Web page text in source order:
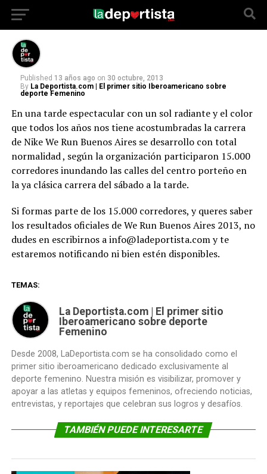
carrera del sábado a la tarde.
Published 13 años ago on 30 octubre, 2013
By La Deportista.com | El primer sitio Iberoamericano sobre
deporte Femenino
En una tarde espectacular con un sol radiante y el color
que todos los años nos tiene acostumbradas la carrera
de Nike We Run Buenos Aires se desarrollo con total
normalidad , según la organización participaron 15.000
corredores inundando las calles del centro porteño en
la ya clásica carrera del sábado a la tarde.
Si formas parte de los 15.000 corredores, y queres saber
los resultados oficiales de We Run Buenos Aires 2013, no
dudes en escribirnos a info@ladeportista.com y te
estaremos notificando ni bien estén disponibles.
TEMAS:
La Deportista.com | El primer sitio
Iberoamericano sobre deporte
Femenino
Desde 2008, LaDeportista.com se ha consolidado como el
primer sitio iberoamericano dedicado exclusivamente al
deporte femenino. Nuestra misión es visibilizar, promover y
apoyar a las atletas y equipos femeninos, ofreciendo noticias,
entrevistas, y reportajes que celebran sus logros y desafíos.
TAMBIÉN PUEDE INTERESARTE